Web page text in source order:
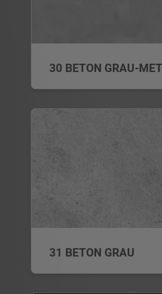
30 BETON GRAU-
31 BETON GRAU